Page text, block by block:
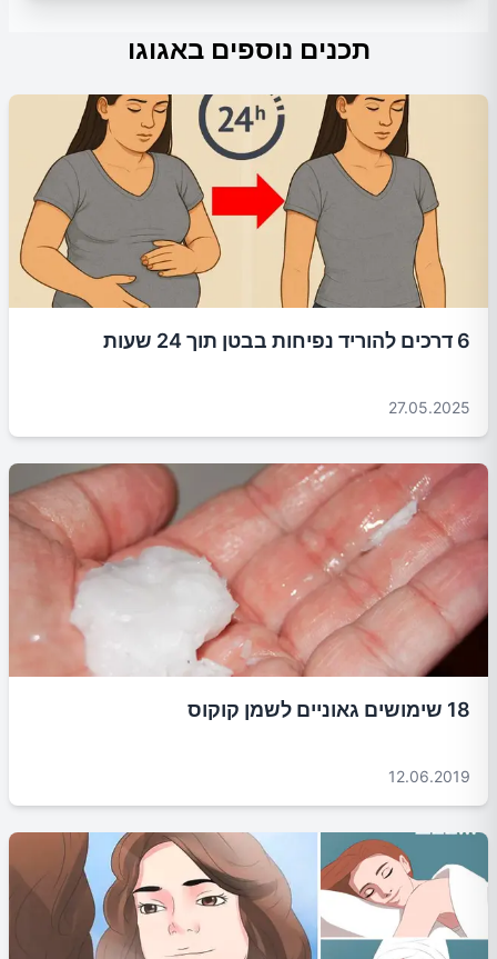
תכנים נוספים באגוגו
6 דרכים להוריד נפיחות בבטן תוך 24 שעות
27.05.2025
18 שימושים גאוניים לשמן קוקוס
12.06.2019